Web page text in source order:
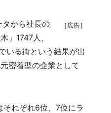
［広告］
から社長の
」1747人、
いる街という結果が出
密着型の企業として
れぞれ6位、7位にラ